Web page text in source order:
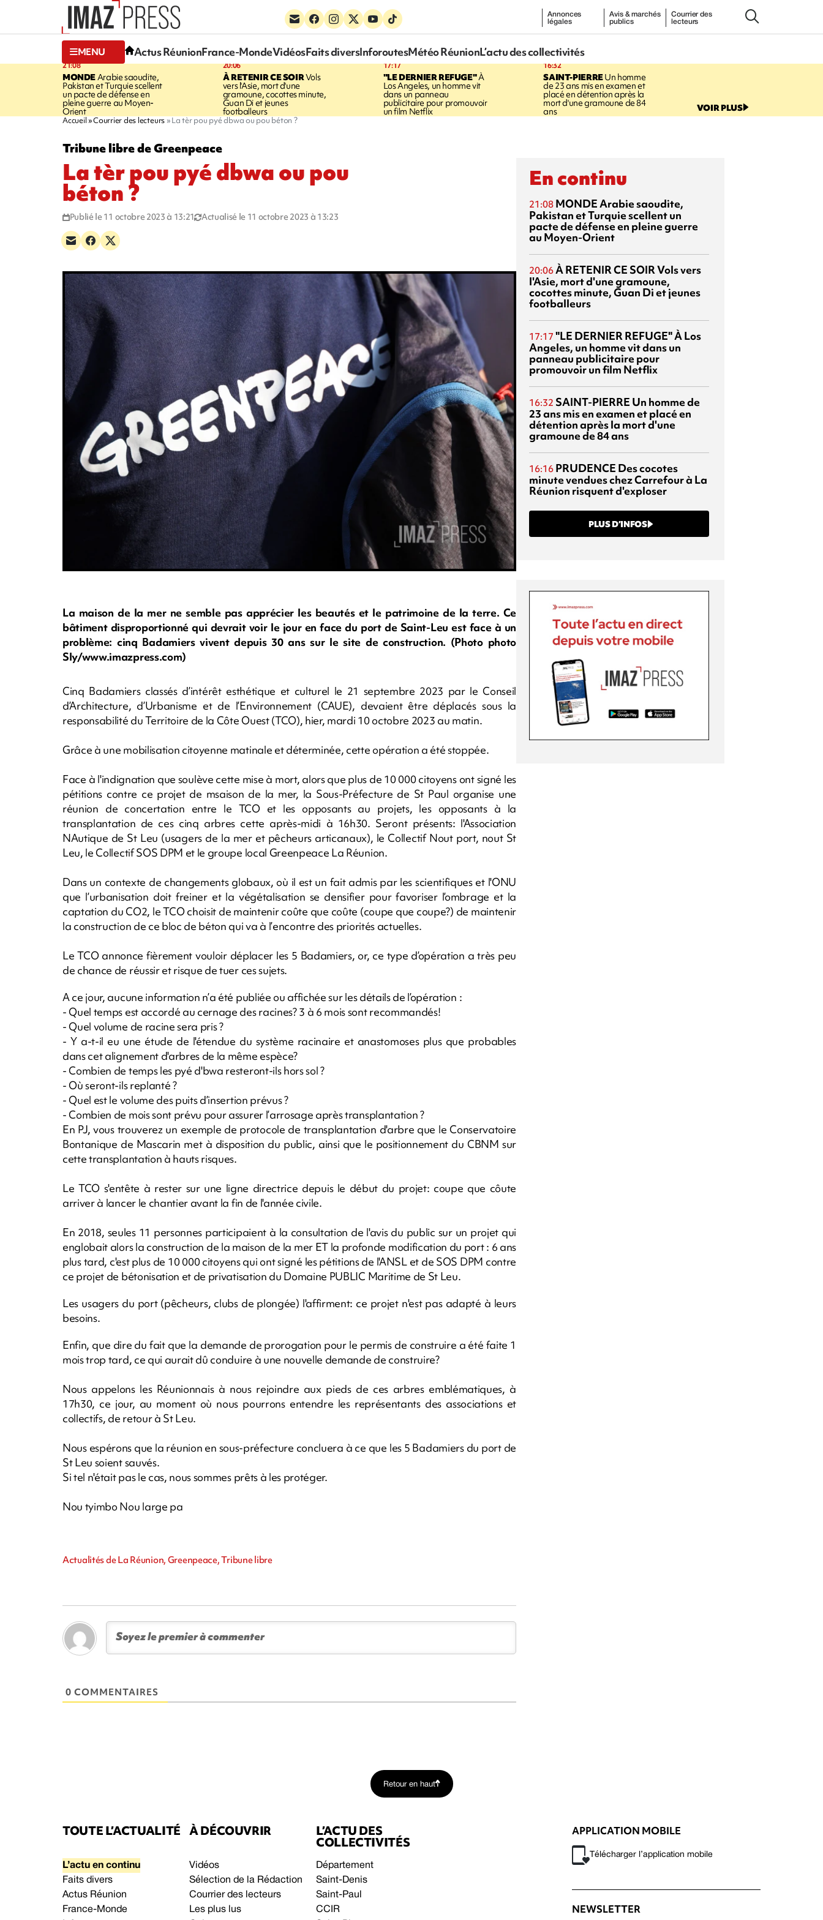
Annonces
légales
Avis & marchés
publics
Courrier des
lecteurs
MENU Actus RéunionFrance-MondeVidéosFaits diversInforoutesMétéo RéunionL’actu des collectivités
21:08
MONDE Arabie saoudite,
Pakistan et Turquie scellent
un pacte de défense en
pleine guerre au Moyen-
Orient
20:06
À RETENIR CE SOIRVols
vers l'Asie, mort d'une
gramoune, cocottes minute,
Guan Di et jeunes
footballeurs
17:17
"LE DERNIER REFUGE"À
Los Angeles, un homme vit
dans un panneau
publicitaire pour promouvoir
un film Netflix
16:32
SAINT-PIERREUn homme
de 23 ans mis en examen et
placé en détention après la
mort d'une gramoune de 84
ans VOIR PLUS
Accueil Courrier des lecteurs La tèr pou pyé dbwa ou pou béton ?
Tribune libre de Greenpeace
La tèr pou pyé dbwa ou pou
béton ?
Publié le 11 octobre 2023 à 13:21 Actualisé le 11 octobre 2023 à 13:23
La maison de la mer ne semble pas apprécier les beautés et le patrimoine de la terre. Ce
bâtiment disproportionné qui devrait voir le jour en face du port de Saint-Leu est face à un
problème: cinq Badamiers vivent depuis 30 ans sur le site de construction. (Photo photo
Sly/www.imazpress.com)
Cinq Badamiers classés d’intérêt esthétique et culturel le 21 septembre 2023 par le Conseil
d’Architecture, d’Urbanisme et de l’Environnement (CAUE), devaient être déplacés sous la
responsabilité du Territoire de la Côte Ouest (TCO), hier, mardi 10 octobre 2023 au matin.
Grâce à une mobilisation citoyenne matinale et déterminée, cette opération a été stoppée.
Face à l'indignation que soulève cette mise à mort, alors que plus de 10 000 citoyens ont signé les
pétitions contre ce projet de msaison de la mer, la Sous-Préfecture de St Paul organise une
réunion de concertation entre le TCO et les opposants au projets, les opposants à la
transplantation de ces cinq arbres cette après-midi à 16h30. Seront présents: l'Association
NAutique de St Leu (usagers de la mer et pêcheurs articanaux), le Collectif Nout port, nout St
Leu, le Collectif SOS DPM et le groupe local Greenpeace La Réunion.
Dans un contexte de changements globaux, où il est un fait admis par les scientifiques et l'ONU
que l’urbanisation doit freiner et la végétalisation se densifier pour favoriser l’ombrage et la
captation du CO2, le TCO choisit de maintenir coûte que coûte (coupe que coupe?) de maintenir
la construction de ce bloc de béton qui va à l’encontre des priorités actuelles.
Le TCO annonce fièrement vouloir déplacer les 5 Badamiers, or, ce type d’opération a très peu
de chance de réussir et risque de tuer ces sujets.
A ce jour, aucune information n’a été publiée ou affichée sur les détails de l’opération :
- Quel temps est accordé au cernage des racines? 3 à 6 mois sont recommandés!
- Quel volume de racine sera pris ?
- Y a-t-il eu une étude de l'étendue du système racinaire et anastomoses plus que probables
dans cet alignement d'arbres de la même espèce?
- Combien de temps les pyé d'bwa resteront-ils hors sol ?
- Où seront-ils replanté ?
- Quel est le volume des puits d’insertion prévus ?
- Combien de mois sont prévu pour assurer l’arrosage après transplantation ?
En PJ, vous trouverez un exemple de protocole de transplantation d'arbre que le Conservatoire
Bontanique de Mascarin met à disposition du public, ainsi que le positionnement du CBNM sur
cette transplantation à hauts risques.
Le TCO s'entête à rester sur une ligne directrice depuis le début du projet: coupe que côute
arriver à lancer le chantier avant la fin de l'année civile.
En 2018, seules 11 personnes participaient à la consultation de l'avis du public sur un projet qui
englobait alors la construction de la maison de la mer ET la profonde modification du port : 6 ans
plus tard, c'est plus de 10 000 citoyens qui ont signé les pétitions de l'ANSL et de SOS DPM contre
ce projet de bétonisation et de privatisation du Domaine PUBLIC Maritime de St Leu.
Les usagers du port (pêcheurs, clubs de plongée) l'affirment: ce projet n'est pas adapté à leurs
besoins.
Enfin, que dire du fait que la demande de prorogation pour le permis de construire a été faite 1
mois trop tard, ce qui aurait dû conduire à une nouvelle demande de construire?
Nous appelons les Réunionnais à nous rejoindre aux pieds de ces arbres emblématiques, à
17h30, ce jour, au moment où nous pourrons entendre les représentants des associations et
collectifs, de retour à St Leu.
Nous espérons que la réunion en sous-préfecture concluera à ce que les 5 Badamiers du port de
St Leu soient sauvés.
Si tel n'était pas le cas, nous sommes prêts à les protéger.
Nou tyimbo Nou large pa
Actualités de La Réunion, Greenpeace, Tribune libre
0 COMMENTAIRES
En continu
21:08 MONDEArabie saoudite,
Pakistan et Turquie scellent un
pacte de défense en pleine guerre
au Moyen-Orient
20:06À RETENIR CE SOIRVols vers
l'Asie, mort d'une gramoune,
cocottes minute, Guan Di et jeunes
footballeurs
17:17 "LE DERNIER REFUGE"À Los
Angeles, un homme vit dans un
panneau publicitaire pour
promouvoir un film Netflix
16:32 SAINT-PIERRE Un homme de
23 ans mis en examen et placé en
détention après la mort d'une
gramoune de 84 ans
16:16 PRUDENCE Des cocotes
minute vendues chez Carrefour à La
Réunion risquent d'exploser
PLUS D’INFOS
Retour en haut
TOUTE L’ACTUALITÉ
L’actu en continu
Faits divers
Actus Réunion
France-Monde
À DÉCOUVRIR
Vidéos
Sélection de la Rédaction
Courrier des lecteurs
Les plus lus
L’ACTU DES
COLLECTIVITÉS
Département
Saint-Denis
Saint-Paul
CCIR
APPLICATION MOBILE
Télécharger l’application mobile
NEWSLETTER